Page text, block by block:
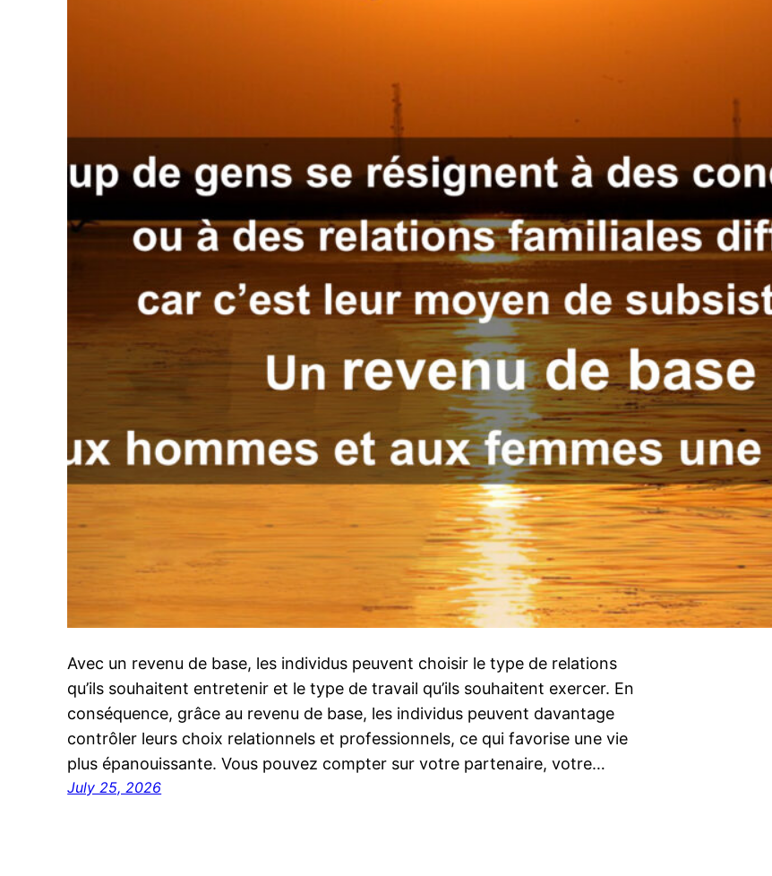
Avec un revenu de base, les individus peuvent choisir le type de relations
qu’ils souhaitent entretenir et le type de travail qu’ils souhaitent exercer. En
conséquence, grâce au revenu de base, les individus peuvent davantage
contrôler leurs choix relationnels et professionnels, ce qui favorise une vie
plus épanouissante. Vous pouvez compter sur votre partenaire, votre…
July 25, 2026